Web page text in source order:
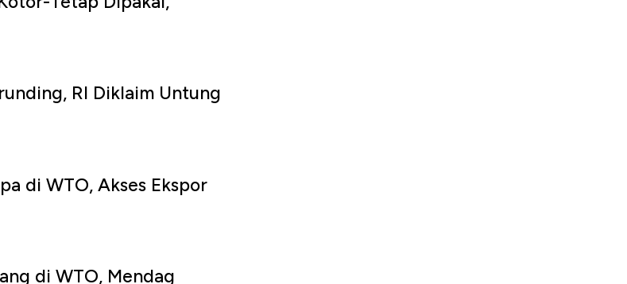
RI Diklaim Untung
di WTO, Akses Ekspor
di WTO, Mendag